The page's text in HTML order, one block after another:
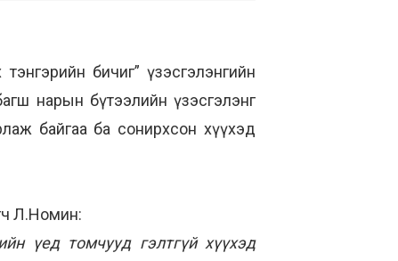
бичиг” үзэсгэлэнгийн
нарын бүтээлийн үзэсгэлэнг
байгаа ба сонирхсон хүүхэд
Л.Номин:
үед томчууд гэлтгүй хүүхэд